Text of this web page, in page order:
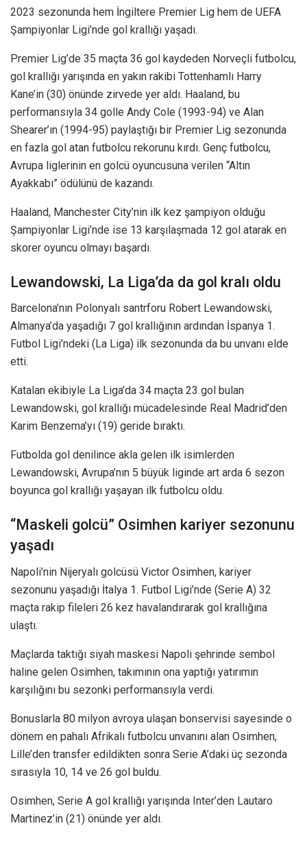
2023 sezonunda hem İngiltere Premier Lig hem de UEFA
Şampiyonlar Ligi’nde gol krallığı yaşadı.
Premier Lig’de 35 maçta 36 gol kaydeden Norveçli futbolcu,
gol krallığı yarışında en yakın rakibi Tottenhamlı Harry
Kane’in (30) önünde zirvede yer aldı. Haaland, bu
performansıyla 34 golle Andy Cole (1993-94) ve Alan
Shearer’ın (1994-95) paylaştığı bir Premier Lig sezonunda
en fazla gol atan futbolcu rekorunu kırdı. Genç futbolcu,
Avrupa liglerinin en golcü oyuncusuna verilen “Altın
Ayakkabı” ödülünü de kazandı.
Haaland, Manchester City’nin ilk kez şampiyon olduğu
Şampiyonlar Ligi’nde ise 13 karşılaşmada 12 gol atarak en
skorer oyuncu olmayı başardı.
Lewandowski, La Liga’da da gol kralı oldu
Barcelona’nın Polonyalı santrforu Robert Lewandowski,
Almanya’da yaşadığı 7 gol krallığının ardından İspanya 1.
Futbol Ligi’ndeki (La Liga) ilk sezonunda da bu unvanı elde
etti.
Katalan ekibiyle La Liga’da 34 maçta 23 gol bulan
Lewandowski, gol krallığı mücadelesinde Real Madrid’den
Karim Benzema’yı (19) geride bıraktı.
Futbolda gol denilince akla gelen ilk isimlerden
Lewandowski, Avrupa’nın 5 büyük liginde art arda 6 sezon
boyunca gol krallığı yaşayan ilk futbolcu oldu.
“Maskeli golcü” Osimhen kariyer sezonunu
yaşadı
Napoli’nin Nijeryalı golcüsü Victor Osimhen, kariyer
sezonunu yaşadığı İtalya 1. Futbol Ligi’nde (Serie A) 32
maçta rakip fileleri 26 kez havalandırarak gol krallığına
ulaştı.
Maçlarda taktığı siyah maskesi Napoli şehrinde sembol
haline gelen Osimhen, takımının ona yaptığı yatırımın
karşılığını bu sezonki performansıyla verdi.
Bonuslarla 80 milyon avroya ulaşan bonservisi sayesinde o
dönem en pahalı Afrikalı futbolcu unvanını alan Osimhen,
Lille’den transfer edildikten sonra Serie A’daki üç sezonda
sırasıyla 10, 14 ve 26 gol buldu.
Osimhen, Serie A gol krallığı yarışında Inter’den Lautaro
Martinez’in (21) önünde yer aldı.